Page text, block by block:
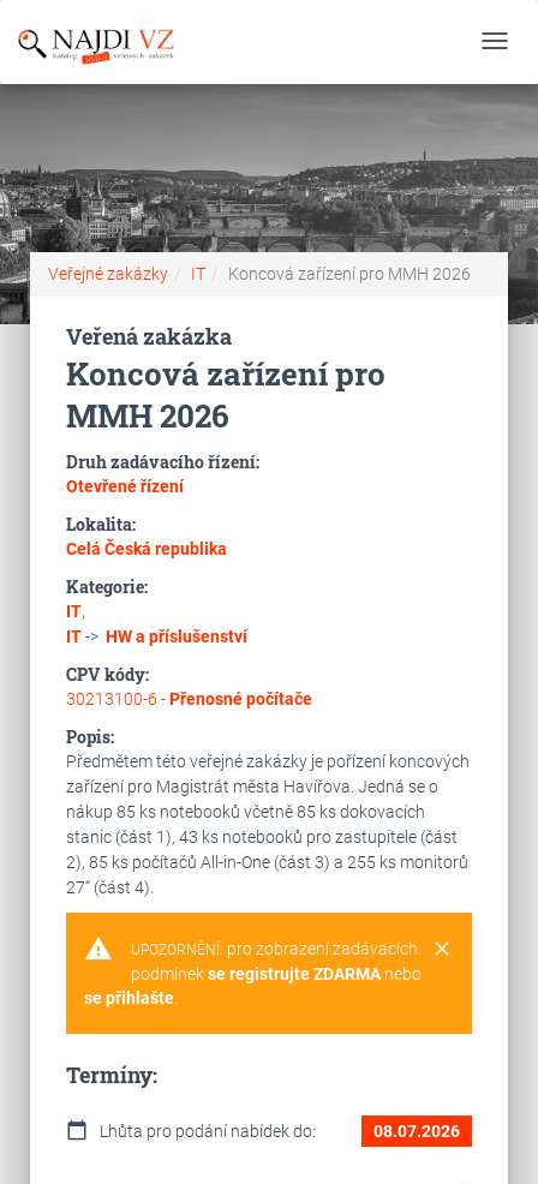
Veřejné zakázky IT Koncová zařízení pro MMH 2026
Veřená zakázka
Koncová zařízení pro
MMH 2026
Druh zadávacího řízení:
Otevřené řízení
Lokalita:
Celá Česká republika
Kategorie:
IT,
IT-> HW a příslušenství
CPV kódy:
30213100-6 -Přenosné počítače
Popis:
Předmětem této veřejné zakázky je pořízení koncových
zařízení pro Magistrát města Havířova. Jedná se o
nákup 85 ks notebooků včetně 85 ks dokovacích
stanic (část 1), 43 ks notebooků pro zastupitele (část
2), 85 ks počítačů All-in-One (část 3) a 255 ks monitorů
27“ (část 4).
warning clear
UPOZORNĚNÍ: pro zobrazení zadávacích
podmínekse registrujte ZDARMAnebo
se přihlašte.
Termíny:
calendar_today Lhůta pro podání nabídek do: 08.07.2026